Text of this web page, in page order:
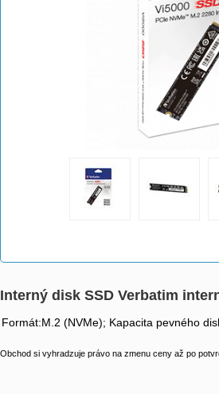
Interný disk SSD Verbatim
Formát:M.2 (NVMe); Kapacita pevného
Obchod si vyhradzuje právo na zmenu ceny až po